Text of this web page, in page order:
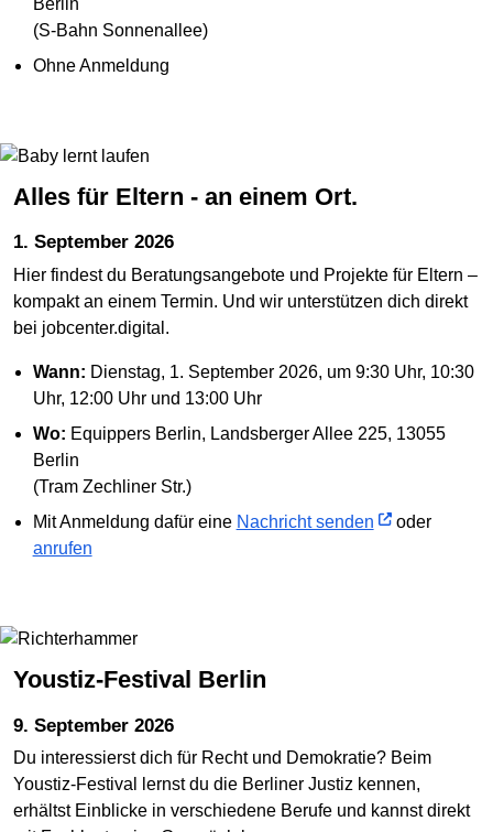
(S-Bahn Sonnenallee)
Ohne Anmeldung
Alles für Eltern - an einem Ort.
1. September 2026
Hier findest du Beratungsangebote und Projekte für Eltern –
kompakt an einem Termin. Und wir unterstützen dich direkt
bei jobcenter.digital.
Wann: Dienstag, 1. September 2026, um 9:30 Uhr, 10:30
Uhr, 12:00 Uhr und 13:00 Uhr
Wo: Equippers Berlin, Landsberger Allee 225, 13055
Berlin
(Tram Zechliner Str.)
Mit Anmeldung dafür eine Nachricht senden
oder
anrufen
Youstiz-Festival Berlin
9. September 2026
Du interessierst dich für Recht und Demokratie? Beim
Youstiz-Festival lernst du die Berliner Justiz kennen,
erhältst Einblicke in verschiedene Berufe und kannst direkt